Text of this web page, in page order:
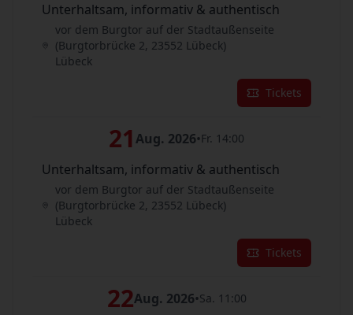
Unterhaltsam, informativ & authentisch
vor dem Burgtor auf der Stadtaußenseite
(Burgtorbrücke 2, 23552 Lübeck)
Lübeck
Tickets
21 Aug. 2026•Fr. 14:00
Unterhaltsam, informativ & authentisch
vor dem Burgtor auf der Stadtaußenseite
(Burgtorbrücke 2, 23552 Lübeck)
Lübeck
Tickets
22Aug. 2026•Sa. 11:00